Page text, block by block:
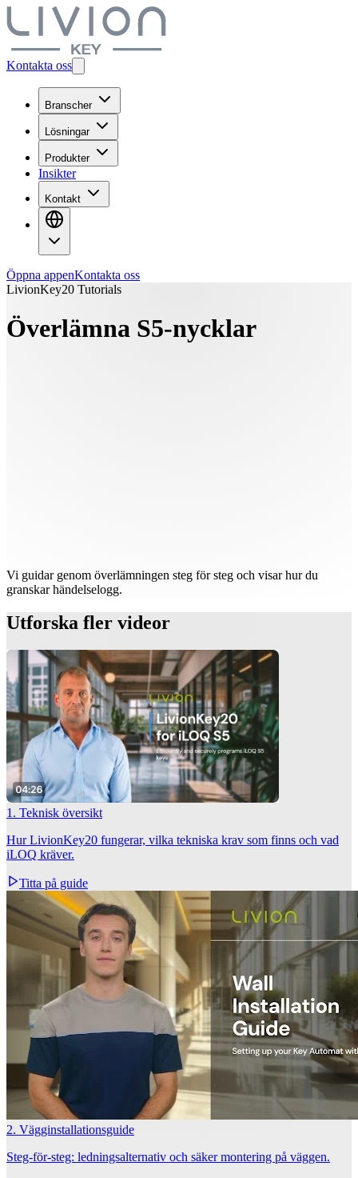
Kontakta oss
Branscher
Lösningar
Produkter
Insikter
Kontakt
Öppna appenKontakta oss
LivionKey20 Tutorials
Överlämna S5-nycklar
Vi guidar genom överlämningen steg för steg och visar hur du
granskar händelselogg.
Utforska fler videor
1. Teknisk översikt
Hur LivionKey20 fungerar, vilka tekniska krav som finns och vad
iLOQ kräver.
Titta på guide
2. Vägginstallationsguide
Steg‑för‑steg: ledningsalternativ och säker montering på väggen.